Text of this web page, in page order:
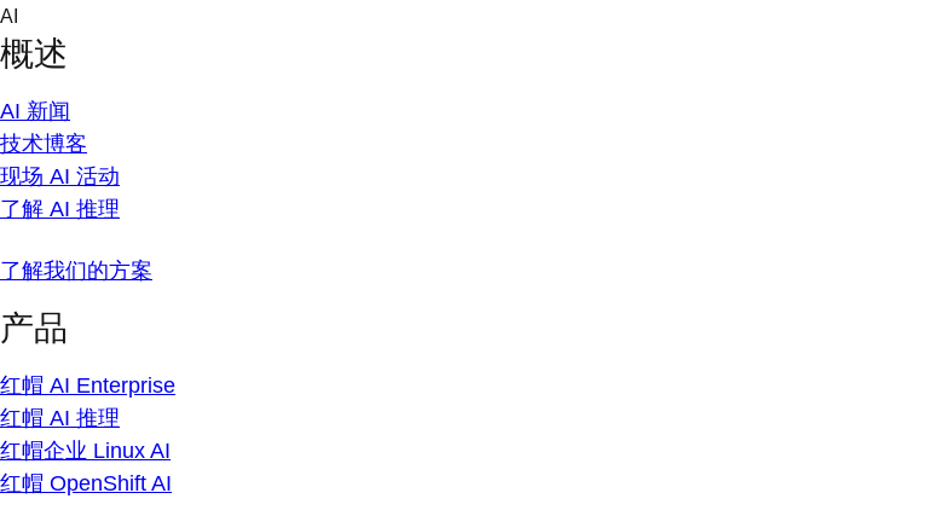
Skip
content
AI
概述
AI 新闻
技术博客
现场 AI 活动
了解 AI 推理
了解我们的方案
产品
红帽 AI Enterprise
红帽 AI 推理
红帽企业 Linux AI
红帽 OpenShift AI